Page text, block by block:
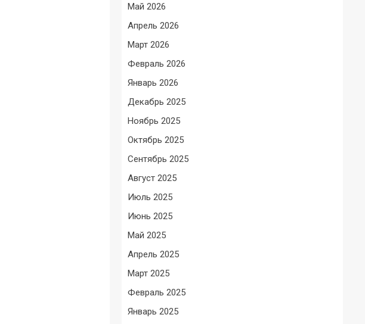
Май 2026
Апрель 2026
Март 2026
Февраль 2026
Январь 2026
Декабрь 2025
Ноябрь 2025
Октябрь 2025
Сентябрь 2025
Август 2025
Июль 2025
Июнь 2025
Май 2025
Апрель 2025
Март 2025
Февраль 2025
Январь 2025